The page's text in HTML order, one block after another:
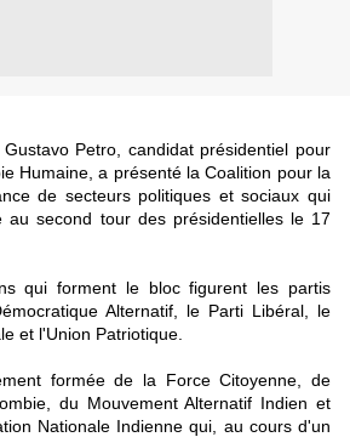
Petro, candidat présidentiel pour
Humaine, a présenté la Coalition pour la
de secteurs politiques et sociaux qui
au second tour des présidentielles le 17
qui forment le bloc figurent les partis
Alternatif, le Parti Libéral, le
et l'Union Patriotique.
formée de la Force Citoyenne, de
du Mouvement Alternatif Indien et
Nationale Indienne qui, au cours d'un